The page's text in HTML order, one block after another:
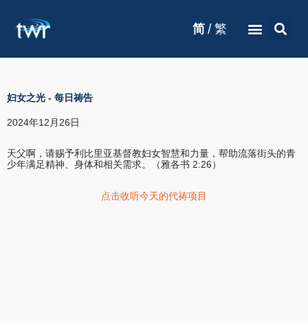
简 / 繁
妇女之光 - 每日祷告
2024年12月26日
天父啊，请赐予利比里亚基督教妇女智慧和力量，帮助流落街头的青
少年满足精神、身体和相关需求。（雅各书 2:26）
点击收听今天的代祷项目